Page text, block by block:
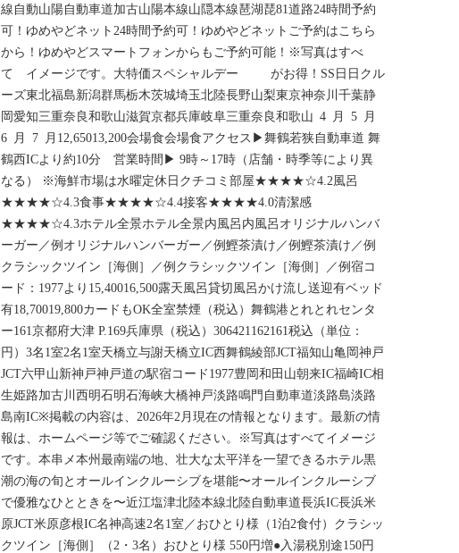
線自動山陽自動車道加古山陽本線山隠本線琶湖琵81道路24時間予約
可！ゆめやどネット24時間予約可！ゆめやどネットご予約はこちら
から！ゆめやどスマートフォンからもご予約可能！※写真はすべ
て イメージです。大特価スペシャルデー がお得！SS日日クル
ーズ東北福島新潟群馬栃木茨城埼玉北陸長野山梨東京神奈川千葉静
岡愛知三重奈良和歌山滋賀京都兵庫岐阜三重奈良和歌山 4 月 5 月
6 月 7 月12,65013,200会場食会場食アクセス▶舞鶴若狭自動車道 舞
鶴西ICより約10分 営業時間▶ 9時～17時（店舗・時季等により異
なる） ※海鮮市場は水曜定休日クチコミ部屋★★★★☆4.2風呂
★★★★☆4.3食事★★★★☆4.4接客★★★★4.0清潔感
★★★★☆4.3ホテル全景ホテル全景内風呂内風呂オリジナルハンバ
ーガー／例オリジナルハンバーガー／例鰹茶漬け／例鰹茶漬け／例
クラシックツイン［海側］／例クラシックツイン［海側］／例宿コ
ード：1977より15,40016,500露天風呂貸切風呂かけ流し送迎有ベッド
有18,70019,800カードもOK全室禁煙（税込）舞鶴港とれとれセンタ
ー161京都府大津 P.169兵庫県（税込）306421162161税込（単位：
円）3名1室2名1室天橋立与謝天橋立IC西舞鶴綾部JCT福知山亀岡神戸
JCT六甲山新神戸神戸道の駅宿コード1977豊岡和田山朝来IC福崎IC相
生姫路加古川西明石明石海峡大橋神戸淡路鳴門自動車道淡路島淡路
島南IC※掲載の内容は、2026年2月現在の情報となります。最新の情
報は、ホームページ等でご確認ください。※写真はすべてイメージ
です。本串メ本州最南端の地、壮大な太平洋を一望できるホテル黒
潮の海の旬とオールインクルーシブを堪能〜オールインクルーシブ
で優雅なひとときを〜近江塩津北陸本線北陸自動車道長浜IC長浜米
原JCT米原彦根IC名神高速2名1室／おひとり様（1泊2食付）クラシッ
クツイン［海側］（2・3名）おひとり様 550円増●入湯税別途150円